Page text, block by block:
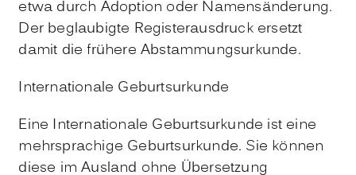
etwa durch Adoption oder Namensänderung.
Der beglaubigte Registerausdruck ersetzt
damit die frühere Abstammungsurkunde.
Internationale Geburtsurkunde
Eine Internationale Geburtsurkunde ist eine
mehrsprachige Geburtsurkunde. Sie können
diese im Ausland ohne Übersetzung